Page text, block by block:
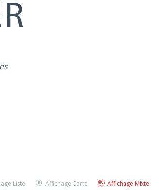
Affichage Mixte
Affichage Carte
Liste